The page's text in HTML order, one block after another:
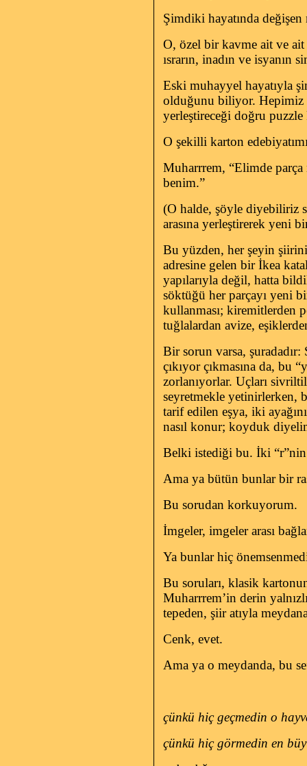
Şimdiki hayatında değişen
O, özel bir kavme ait ve
ısrarın, inadın ve isyanın
Eski muhayyel hayatıyla
olduğunu biliyor. Hepimiz
yerleştireceği doğru
O şekilli karton
Muharrrem, “Elimde
benim.”
(O halde, şöyle diyebiliriz
arasına yerleştirerek yeni
Bu yüzden, her şeyin
adresine gelen bir İkea
yapılarıyla değil, hatta
söktüğü her parçayı yeni
kullanması; kiremitlerden
tuğlalardan avize,
Bir sorun varsa,
çıkıyor çıkmasına da, bu
zorlanıyorlar. Uçları
seyretmekle yetinirlerken,
tarif edilen eşya, iki
nasıl konur; koyduk
Belki istediği bu. İki
Ama ya bütün bunlar bir
Bu sorudan korkuyorum.
İmgeler, imgeler arası
Ya bunlar hiç
Bu soruları, klasik
Muharrrem’in derin
tepeden, şiir atıyla
Cenk, evet.
Ama ya o meydanda, bu
çünkü hiç geçmedin o
çünkü hiç görmedin en